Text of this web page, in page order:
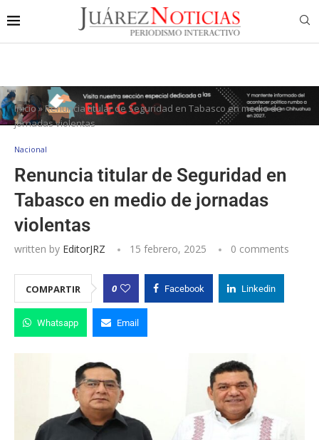
Inicio»Renuncia titular de Seguridad en Tabasco en medio de
jornadas violentas
Nacional
Renuncia titular de Seguridad en
Tabasco en medio de jornadas
violentas
written by EditorJRZ 15 febrero, 2025 0 comments
COMPARTIR 0 Facebook Linkedin
Whatsapp Email